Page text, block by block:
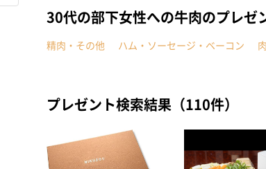
30代の部下女性への牛肉のプレゼ
精肉・その他 ハム・ソーセージ・ベーコン
プレゼント検索結果（110件）